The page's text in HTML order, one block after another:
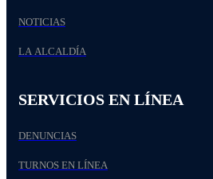
NOTICIAS
LA ALCALDÍA
SERVICIOS EN LÍNEA
DENUNCIAS
TURNOS EN LÍNEA